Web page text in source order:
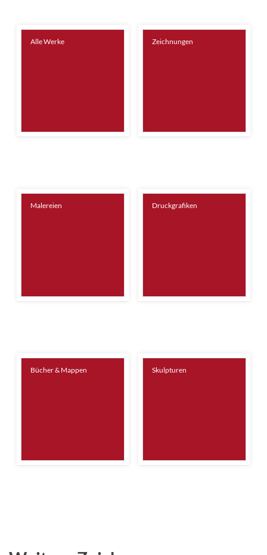
Alle Werke Zeichnungen
Malereien Druckgrafiken
Bücher & Mappen Skulpturen